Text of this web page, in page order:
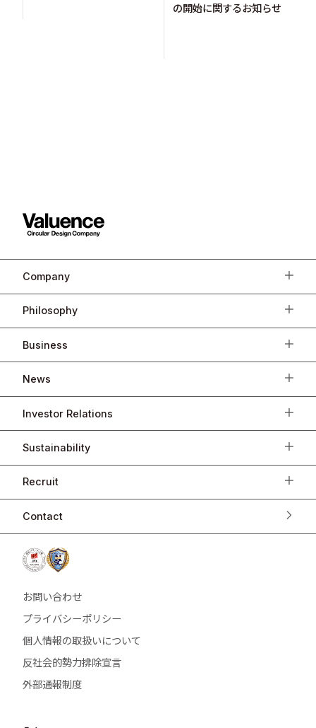
の開始に関するお知らせ
Company
Philosophy
Business
News
Investor Relations
Sustainability
Recruit
Contact
お問い合わせ
プライバシーポリシー
個人情報の取扱いについて
反社会的勢力排除宣言
外部通報制度